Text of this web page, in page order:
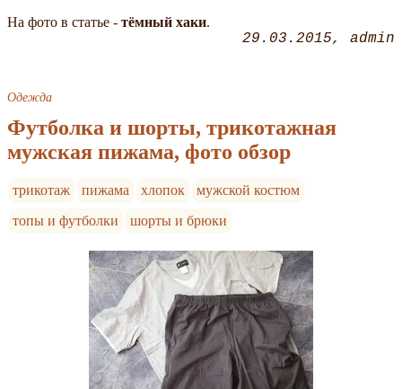
На фото в статье - тёмный хаки.
29.03.2015 admin
Одежда
Футболка и шорты, трикотажная
мужская пижама, фото обзор
трикотаж пижама хлопок
мужской костюм
топы и футболки
шорты и брюки